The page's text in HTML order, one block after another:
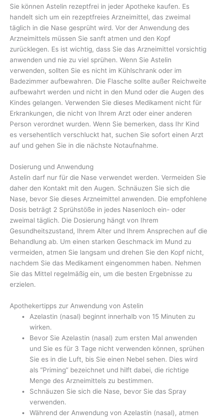
Sie können Astelin rezeptfrei in jeder Apotheke kaufen. Es
handelt sich um ein rezeptfreies Arzneimittel, das zweimal
täglich in die Nase gesprüht wird. Vor der Anwendung des
Arzneimittels müssen Sie sanft atmen und den Kopf
zurücklegen. Es ist wichtig, dass Sie das Arzneimittel vorsichtig
anwenden und nie zu viel sprühen. Wenn Sie Astelin
verwenden, sollten Sie es nicht im Kühlschrank oder im
Badezimmer aufbewahren. Die Flasche sollte außer Reichweite
aufbewahrt werden und nicht in den Mund oder die Augen des
Kindes gelangen. Verwenden Sie dieses Medikament nicht für
Erkrankungen, die nicht von Ihrem Arzt oder einer anderen
Person verordnet wurden. Wenn Sie bemerken, dass Ihr Kind
es versehentlich verschluckt hat, suchen Sie sofort einen Arzt
auf und gehen Sie in die nächste Notaufnahme.
Dosierung und Anwendung
Astelin darf nur für die Nase verwendet werden. Vermeiden Sie
daher den Kontakt mit den Augen. Schnäuzen Sie sich die
Nase, bevor Sie dieses Arzneimittel anwenden. Die empfohlene
Dosis beträgt 2 Sprühstöße in jedes Nasenloch ein- oder
zweimal täglich. Die Dosierung hängt von Ihrem
Gesundheitszustand, Ihrem Alter und Ihrem Ansprechen auf die
Behandlung ab. Um einen starken Geschmack im Mund zu
vermeiden, atmen Sie langsam und drehen Sie den Kopf nicht,
nachdem Sie das Medikament eingenommen haben. Nehmen
Sie das Mittel regelmäßig ein, um die besten Ergebnisse zu
erzielen.
Apothekertipps zur Anwendung von Astelin
Azelastin (nasal) beginnt innerhalb von 15 Minuten zu
wirken.
Bevor Sie Azelastin (nasal) zum ersten Mal anwenden
und Sie es für 3 Tage nicht verwenden können, sprühen
Sie es in die Luft, bis Sie einen Nebel sehen. Dies wird
als “Priming” bezeichnet und hilft dabei, die richtige
Menge des Arzneimittels zu bestimmen.
Schnäuzen Sie sich die Nase, bevor Sie das Spray
verwenden.
Während der Anwendung von Azelastin (nasal), atmen